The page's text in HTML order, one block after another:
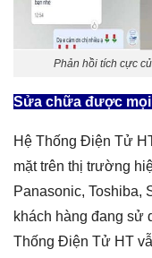
Phản hồi tích cực
Sửa chữa được
Hệ Thống Điện Tử
mặt trên thị trường
Panasonic, Toshiba,
khách hàng đang sử
Thống Điện Tử HT